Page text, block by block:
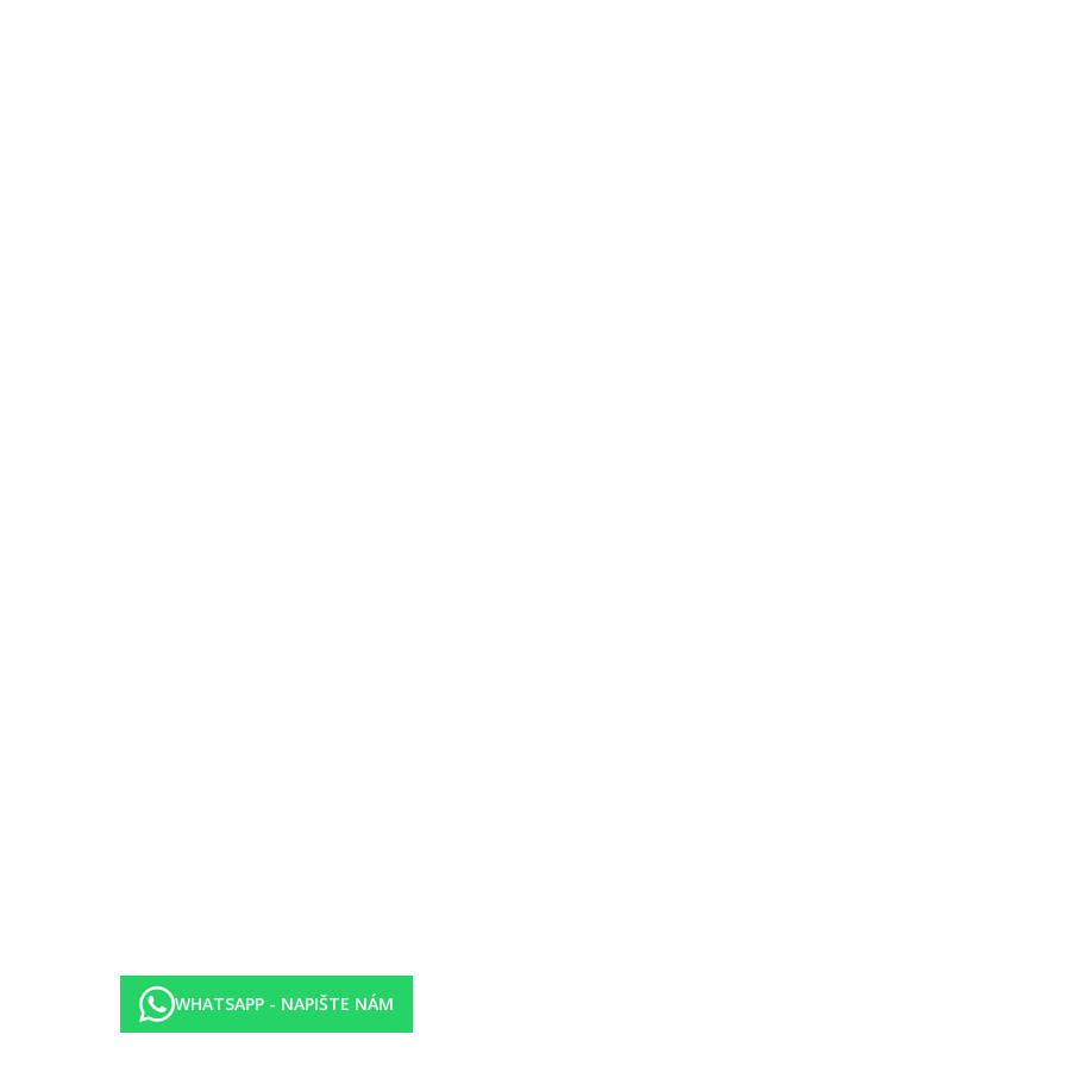
11.00 pozdní snídaně, 12.30–14.30 oběd formou bufetu, 18.00–21.00 večeře formou bufetu. U snídaně filtrovaná káva, čaj, džus, voda, u
oběd formou bufetu, 18.15–20.30 večeře formou bufetu. U snídaně filtrovaná káva, čaj, džus, voda, u oběda a večeře
WHATSAPP - NAPIŠTE NÁM